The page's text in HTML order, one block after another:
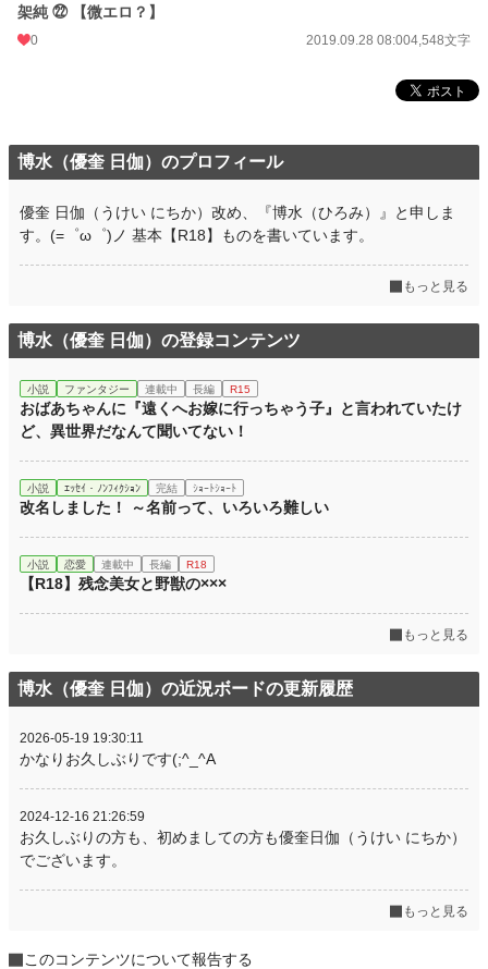
架純 ㉒ 【微エロ？】
0 2019.09.28 08:004,548文字
博水（優奎 日伽）のプロフィール
優奎 日伽（うけい にちか）改め、『博水（ひろみ）』と申しま
す。(=゜ω゜)ノ 基本【R18】ものを書いています。
もっと見る
博水（優奎 日伽）の登録コンテンツ
小説 ファンタジー 連載中 長編 R15
おばあちゃんに『遠くへお嫁に行っちゃう子』と言われていたけ
ど、異世界だなんて聞いてない！
小説 ｴｯｾｲ・ﾉﾝﾌｨｸｼｮﾝ 完結 ｼｮｰﾄｼｮｰﾄ
改名しました！ ～名前って、いろいろ難しい
小説 恋愛 連載中 長編 R18
【R18】残念美女と野獣の×××
もっと見る
博水（優奎 日伽）の近況ボードの更新履歴
2026-05-19 19:30:11
かなりお久しぶりです(;^_^A
2024-12-16 21:26:59
お久しぶりの方も、初めましての方も優奎日伽（うけい にちか）
でございます。
もっと見る
このコンテンツについて報告する